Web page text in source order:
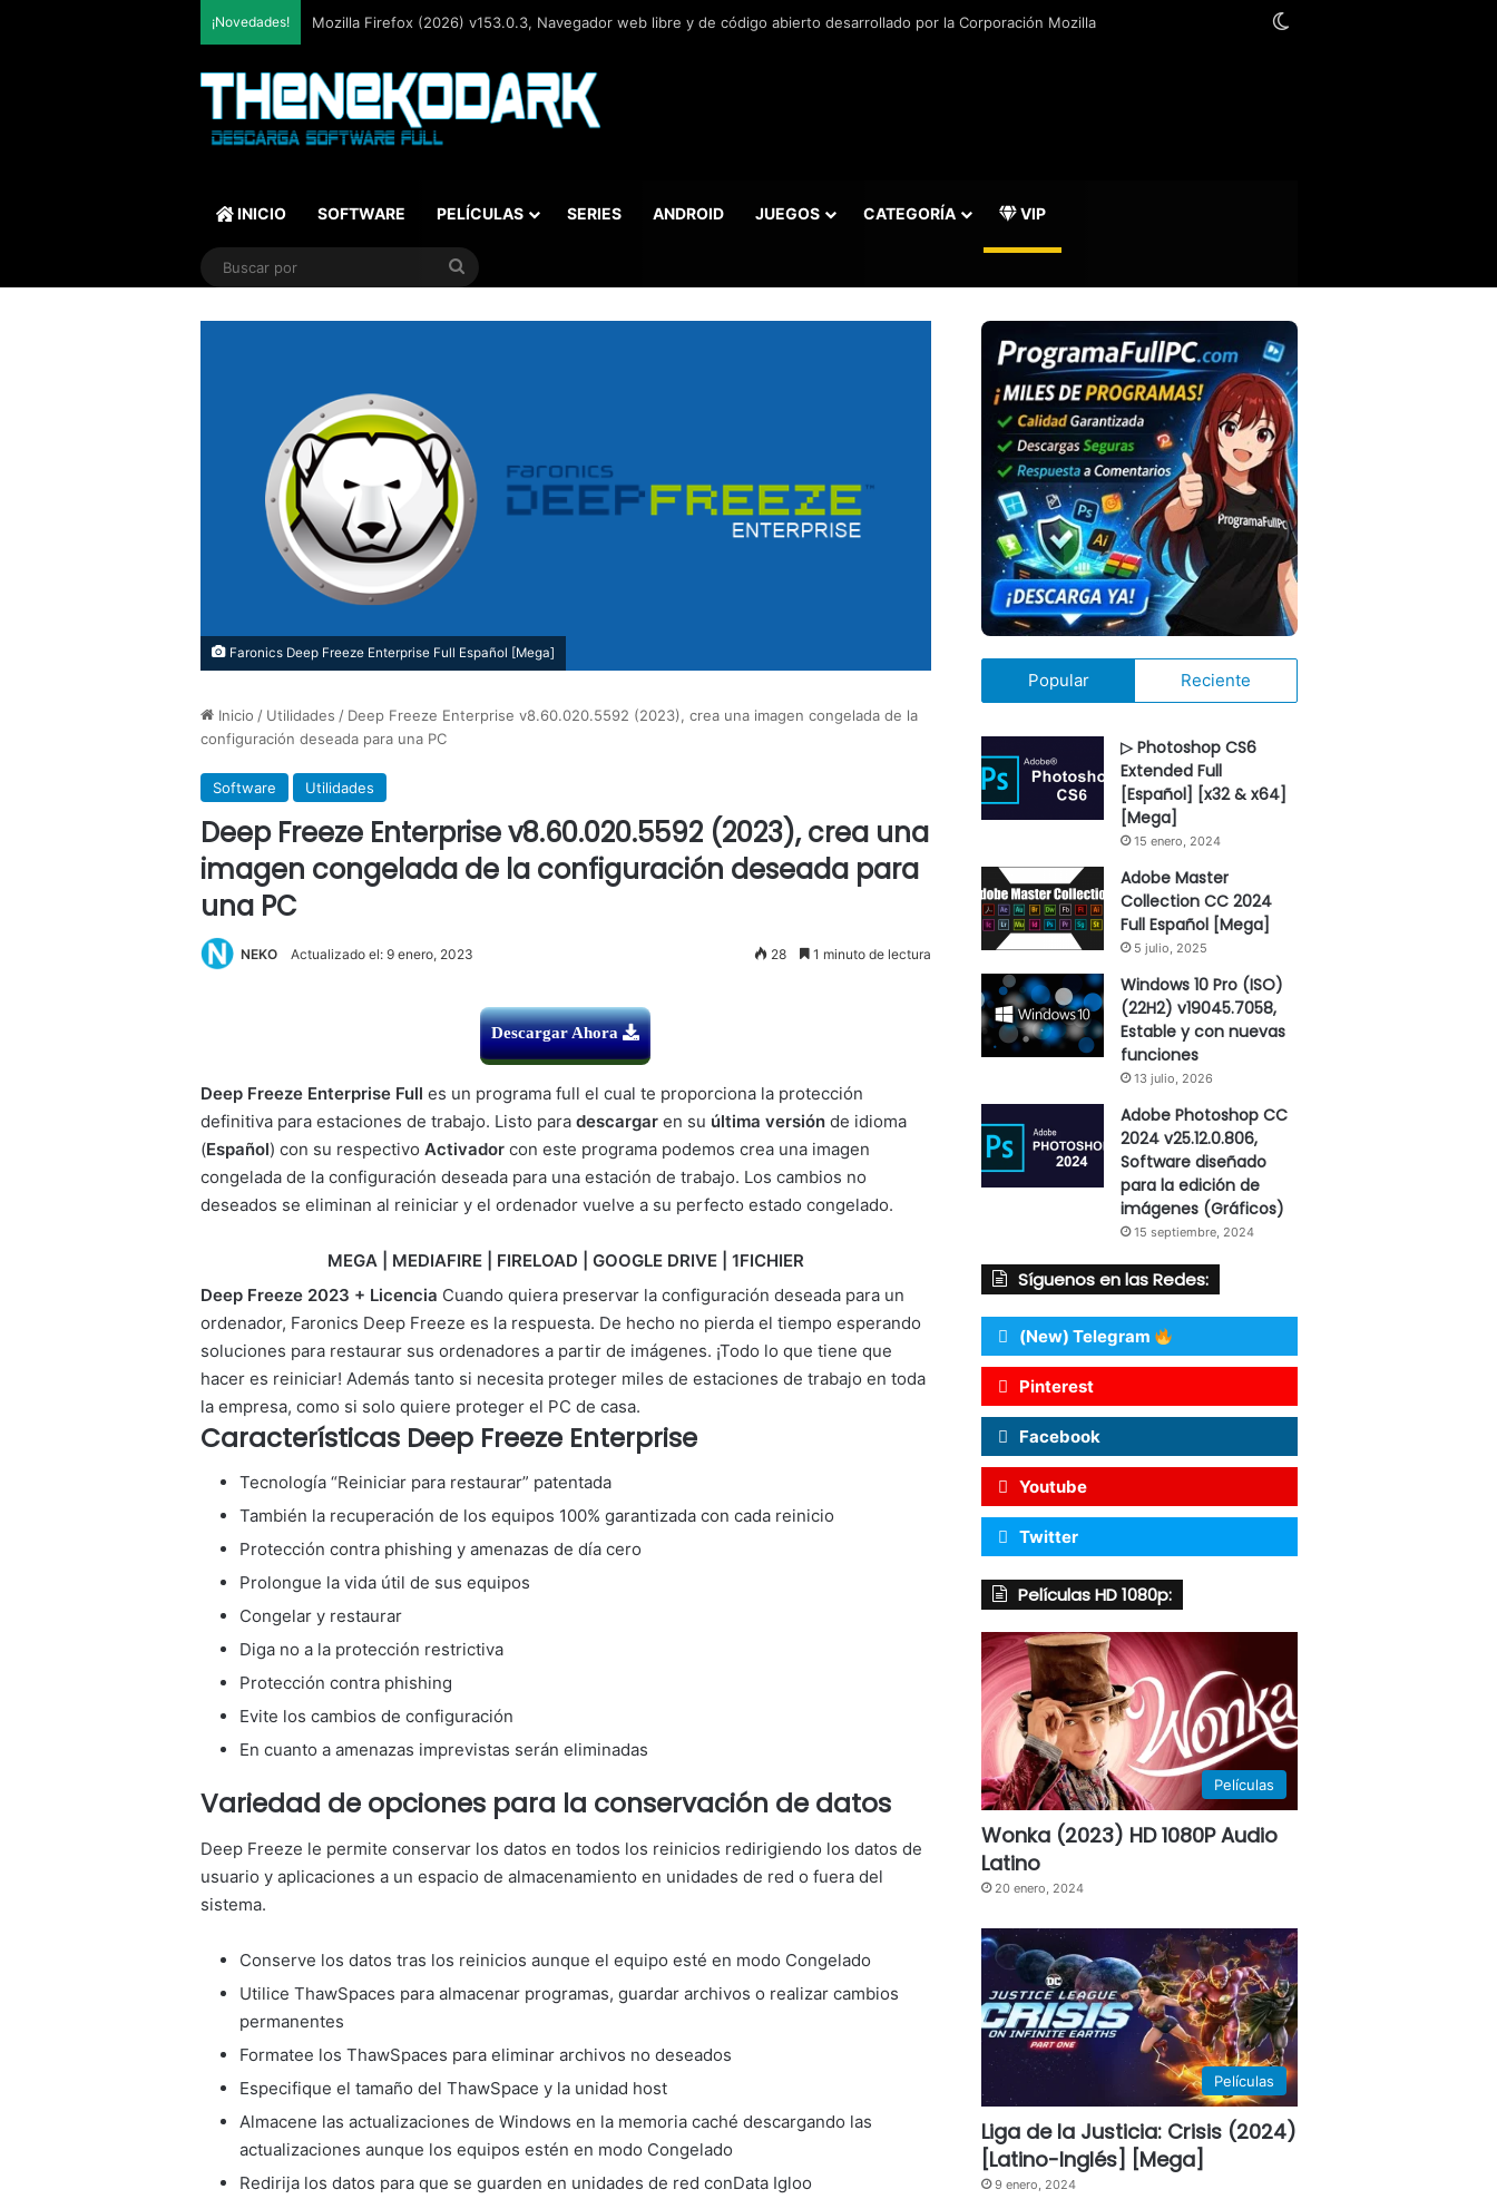
¡Novedades! Mozilla Firefox (2026) v153.0.3, Navegador web libre y de código abierto​ desarrollado por la Corporación Mozilla
INICIO SOFTWARE PELÍCULAS SERIES ANDROID JUEGOS CATEGORÍA VIP
Buscar
Faronics Deep Freeze Enterprise Full Español [Mega]
Inicio / Utilidades / Deep Freeze Enterprise v8.60.020.5592 (2023), crea una imagen congelada de la
configuración deseada para una PC
Software Utilidades
Deep Freeze Enterprise v8.60.020.5592 (2023), crea una
imagen congelada de la configuración deseada para
una PC
NEKO Actualizado el: 9 enero, 2023 28 1 minuto de lectura
Descargar Ahora
Deep Freeze Enterprise Full es un programa full el cual te proporciona la protección
definitiva para estaciones de trabajo. Listo para descargaren su última versiónde idioma
(Español) con su respectivo Activador con este programa podemos crea una imagen
congelada de la configuración deseada para una estación de trabajo. Los cambios no
deseados se eliminan al reiniciar y el ordenador vuelve a su perfecto estado congelado.
MEGA | MEDIAFIRE | FIRELOAD | GOOGLE DRIVE | 1FICHIER
Deep Freeze 2023 + Licencia Cuando quiera preservar la configuración deseada para un
ordenador, Faronics Deep Freeze es la respuesta. De hecho no pierda el tiempo esperando
soluciones para restaurar sus ordenadores a partir de imágenes. ¡Todo lo que tiene que
hacer es reiniciar! Además tanto si necesita proteger miles de estaciones de trabajo en toda
la empresa, como si solo quiere proteger el PC de casa.
Características Deep Freeze Enterprise
Tecnología “Reiniciar para restaurar” patentada
También la recuperación de los equipos 100% garantizada con cada reinicio
Protección contra phishing y amenazas de día cero
Prolongue la vida útil de sus equipos
Congelar y restaurar
Diga no a la protección restrictiva
Protección contra phishing
Evite los cambios de configuración
En cuanto a amenazas imprevistas serán eliminadas
Variedad de opciones para la conservación de datos
Deep Freeze le permite conservar los datos en todos los reinicios redirigiendo los datos de
usuario y aplicaciones a un espacio de almacenamiento en unidades de red o fuera del
sistema.
Conserve los datos tras los reinicios aunque el equipo esté en modo Congelado
Utilice ThawSpaces para almacenar programas, guardar archivos o realizar cambios
permanentes
Formatee los ThawSpaces para eliminar archivos no deseados
Especifique el tamaño del ThawSpace y la unidad host
Almacene las actualizaciones de Windows en la memoria caché descargando las
actualizaciones aunque los equipos estén en modo Congelado
Redirija los datos para que se guarden en unidades de red conData Igloo
Popular Reciente
▷ Photoshop CS6
Extended Full
[Español] [x32 & x64]
[Mega]
15 enero, 2024
Adobe Master
Collection CC 2024
Full Español [Mega]
5 julio, 2025
Windows 10 Pro (ISO)
(22H2) v19045.7058,
Estable y con nuevas
funciones
13 julio, 2026
Adobe Photoshop CC
2024 v25.12.0.806,
Software diseñado
para la edición de
imágenes (Gráficos)
15 septiembre, 2024
Síguenos en las Redes:
(New) Telegram
Pinterest
Facebook
Youtube
Twitter
Películas HD 1080p:
Películas
Wonka (2023) HD 1080P Audio
Latino
20 enero, 2024
Películas
Liga de la Justicia: Crisis (2024)
[Latino-Inglés] [Mega]
9 enero, 2024